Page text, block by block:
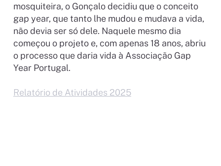
mosquiteira, o Gonçalo decidiu que o conceito
gap year, que tanto lhe mudou e mudava a vida,
não devia ser só dele. Naquele mesmo dia
começou o projeto e, com apenas 18 anos, abriu
o processo que daria vida à Associação Gap
Year Portugal.
Relatório de Atividades 2025